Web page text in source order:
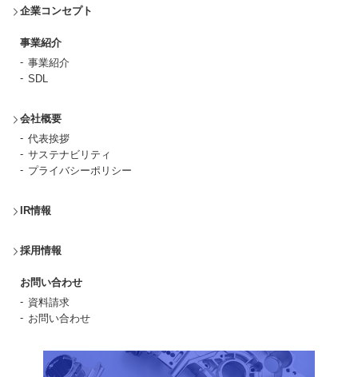
企業コンセプト
事業紹介
事業紹介
SDL
会社概要
代表挨拶
サステナビリティ
プライバシーポリシー
IR情報
採用情報
お問い合わせ
資料請求
お問い合わせ